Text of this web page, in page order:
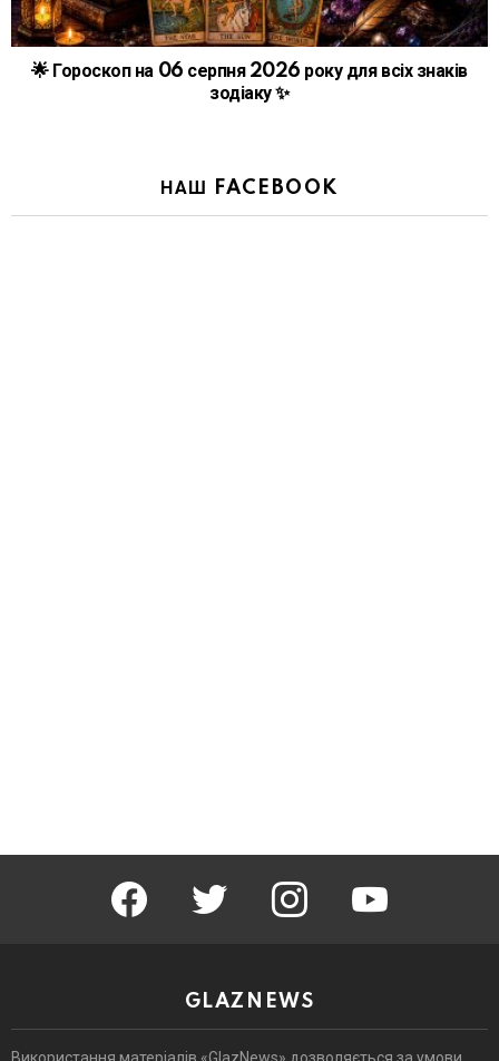
🌟 Гороскоп на 06 серпня 2026 року для всіх знаків
зодіаку ✨
НАШ FACEBOOK
facebook twitter instagram youtube
GLAZNEWS